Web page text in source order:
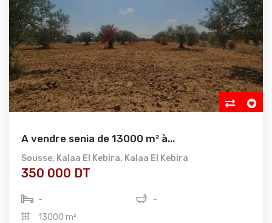
A vendre senia de 13000 m² à...
Sousse, Kalaa El Kebira, Kalaa El Kebira
350 000 DT
-
-
13000 m²